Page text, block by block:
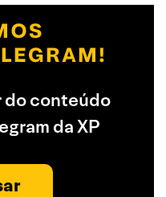
do conteúdo
da XP